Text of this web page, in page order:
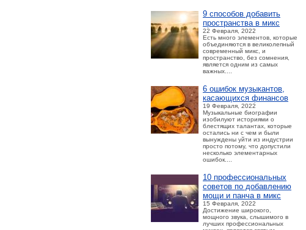
9 способов добавить
пространства в микс
22 Февраля, 2022
Есть много элементов, которые
объединяются в великолепный
современный микс, и
пространство, без сомнения,
является одним из самых
важных....
6 ошибок музыкантов,
касающихся финансов
19 Февраля, 2022
Музыкальные биографии
изобилуют историями о
блестящих талантах, которые
остались ни с чем и были
вынуждены уйти из индустрии
просто потому, что допустили
несколько элементарных
ошибок....
10 профессиональных
советов по добавлению
мощи и панча в микс
15 Февраля, 2022
Достижение широкого,
мощного звука, слышимого в
лучших профессиональных